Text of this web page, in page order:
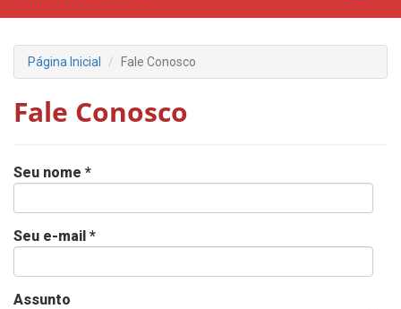
Página Inicial Fale Conosco
Fale Conosco
Seu nome *
Seu e-mail *
Assunto